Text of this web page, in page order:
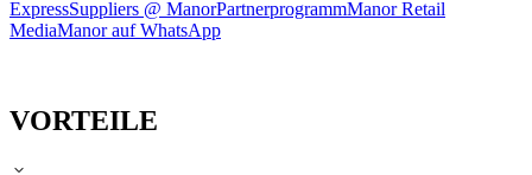
ExpressSuppliers @ ManorPartnerprogrammManor Retail
MediaManor auf WhatsApp
VORTEILE